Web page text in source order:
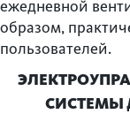
ежедневной
образом,
пользователей.
СИСТЕМЫ